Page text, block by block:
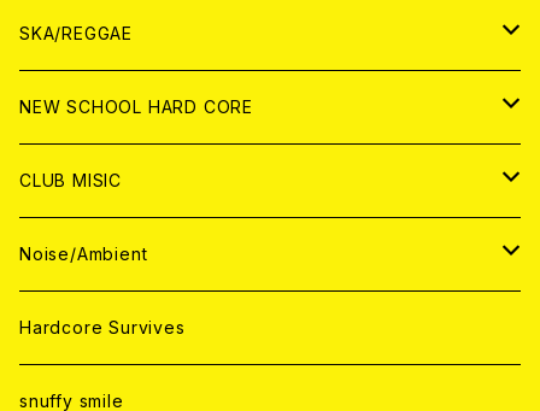
ANALOG
ANALOG
ANALOG
CD
CD
ANALOG
WORLD
CD
ANALOG
JAPAN
CD
ANALOG
WORLD
CD
ANALOG
SKA/REGGAE
JAPAN
CD
ANALOG
WORLD
CD
ANALOG
NEW SCHOOL HARD CORE
JAPAN
CD
ANALOG
WORLD
CD
ANALOG
CLUB MISIC
JAPAN
CD
ANALOG
WORLD
CD
Noise/Ambient
JAPAN
CD
WORLD
Hardcore Survives
snuffy smile